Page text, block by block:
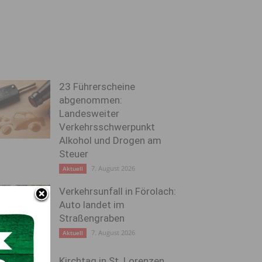
23 Führerscheine
abgenommen:
Landesweiter
Verkehrsschwerpunkt
Alkohol und Drogen am
Steuer
Aktuell 7. August 2026
Verkehrsunfall in Förolach:
Auto landet im
Straßengraben
Aktuell 7. August 2026